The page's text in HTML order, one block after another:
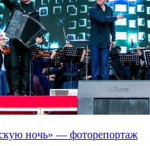
ночь» — фоторепортаж